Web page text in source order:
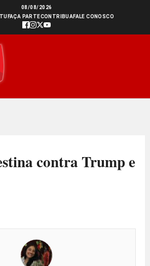
08/08/2026
FAÇA PARTECONTRIBUAFALE CONOSCO
contra Trump e